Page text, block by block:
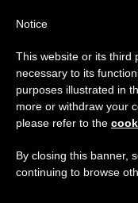
عيد الميلاد
Notice
This website or its third
necessary to its
purposes illustrated in
more or withdraw your
please refer to the
By closing this banner,
continuing to browse